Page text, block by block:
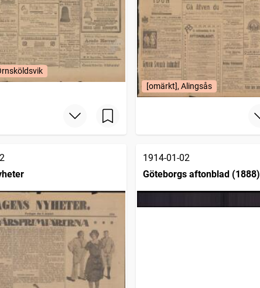
[omärkt], Alingsås
1914-01-02
Göteborgs aftonblad (1888)